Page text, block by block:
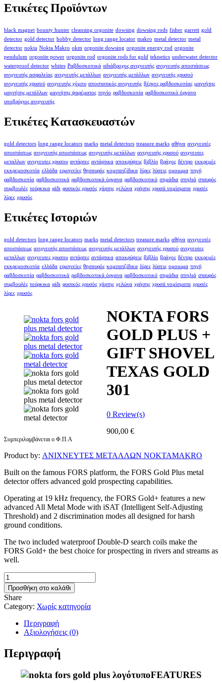
Ετικέτες Προϊόντων
black magnet bounty hunter cleansing orgonite dowsing dowsing rods fisher garrett gold
detector gold detector hobby detector long range locator makro metal detector metal
detector nokta Nokta Makro okm orgonite dowsing orgonite energy rod orgonite
pendulum orgonite power orgonite rod orgonite rods for gold teknetics underwater detector
waterproof detector whites Ραβδοσκοπικά αδιάβροχος ανιχνευτής ανιχνευτής αποστάσεως
ανιχνευτής ασφαλείας ανιχνευτής μετάλλων ανιχνευτής μετάλλων ανιχνευτής χρυσού
ανιχνευτής χρυσού ανιχνευτής χόμπυ αποστατικός ανιχνευτής βέργες ραβδοσκοπίας μαγνήτης
μαγνήτης μετάλλων μαγνήτης ψαρέματος πηνίο ραβδοσκοπία ραβδοσκοπικό όργανο
υποβρύχιος ανιχνευτής
Ετικέτες Κατασκευαστών
gold detectors long range locators marks metal detectors treasure marks αθήνα ανιχνευτές
αποστάσεως ανιχνευτής αποστάσεως ανιχνευτής μετάλλων ανιχνευτής χρυσού ανιχνευτες
μεταλλων ανιχνευτες χρυσου αντάρτες αντάρτικα αποκρύψεις βιβλίο βράχος δέντρο εκκρεμές
εκκρεμοσκοπία ελλάδα ερμηνείες θησαυρός κομιτατζίδικα λίρες λύσεις ομοιωμα πηγή
ραβδοσκοπία ραβδοσκοπικά ραβδοσκοπικά όργανα ραβδοσκοπικό σημάδια σπηλιά σταυρός
συμβουλές τούρκικα φίδι φυσικός χρυσός χάρτης χελώνα χρήσης χρυσά νομίσματα χρυσές
λίρες χρυσός
Ετικέτες Ιστοριών
gold detectors long range locators marks metal detectors treasure marks αθήνα ανιχνευτές
αποστάσεως ανιχνευτής αποστάσεως ανιχνευτής μετάλλων ανιχνευτής χρυσού ανιχνευτες
μεταλλων ανιχνευτες χρυσου αντάρτες αντάρτικα αποκρύψεις βιβλίο βράχος δέντρο εκκρεμές
εκκρεμοσκοπία ελλάδα ερμηνείες θησαυρός κομιτατζίδικα λίρες λύσεις ομοιωμα πηγή
ραβδοσκοπία ραβδοσκοπικά ραβδοσκοπικά όργανα ραβδοσκοπικό σημάδια σπηλιά σταυρός
συμβουλές τούρκικα φίδι φυσικός χρυσός χάρτης χελώνα χρήσης χρυσά νομίσματα χρυσές
λίρες χρυσός
NOKTA FORS
GOLD PLUS +
GIFT SHOVEL
TEXAS GOLD
301
0 Review(s)
900,00€
Συμπεριλαμβάνεται ο Φ.Π.Α
Product by: ΑΝΙΧΝΕΥΤΕΣ ΜΕΤΑΛΛΩΝ NOKTAMAKRO
Built on the famous FORS platform, the FORS Gold Plus metal
detector offers advanced gold prospecting capabilities.
Operating at 19 kHz frequency, the FORS Gold+ features a new
advanced All Metal Mode with iSAT (Intelligent Self-Adjusting
Threshold) and 2 discrimination modes all designed for harsh
ground conditions.
The two included waterproof Double-D search coils make the
FORS Gold+ the best choice for prospecting in rivers and streams as
well.
NOKTA
FORS
GOLD
PLUS
+
GIFT
SHOVEL
TEXAS
GOLD
301
Προσθήκη στο καλάθι
Share
Category: Χωρίς κατηγορία
Περιγραφή
Αξιολογήσεις (0)
Περιγραφή
FEATURES